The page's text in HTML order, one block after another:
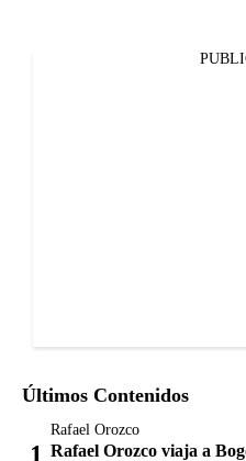
Últimos Contenidos
Rafael Orozco
Rafael Orozco viaja a